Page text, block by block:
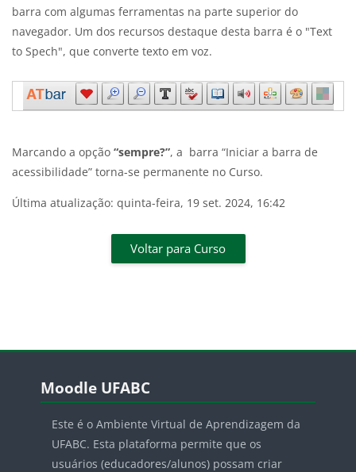
barra com algumas ferramentas na parte superior do
navegador. Um dos recursos destaque desta barra é o "Text
to Spech", que converte texto em voz.
Marcando a opção “sempre?”, a barra “Iniciar a barra de
acessibilidade” torna-se permanente no Curso.
Última atualização: quinta-feira, 19 set. 2024, 16:42
Voltar para Curso
Moodle UFABC
Este é o Ambiente Virtual de Aprendizagem da
UFABC. Esta plataforma permite que os
usuários (educadores/alunos) possam criar